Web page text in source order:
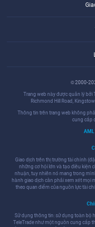
© 2000-
Trang web này được quản lý bởi
Richmond Hill Road,
Thông tin trên trang web không
cung cấp
AML
Giao dịch trên thị trường tài chính
những cơ hội lớn và tạo điều kiện
nhuận, tuy nhiên nó mang trong
hành giao dịch cần phải xem xét mọi
theo quan điểm của nguồn lực tài
Sử dụng thông tin: sử dụng toàn bộ
TeleTrade như một nguồn cung cấp